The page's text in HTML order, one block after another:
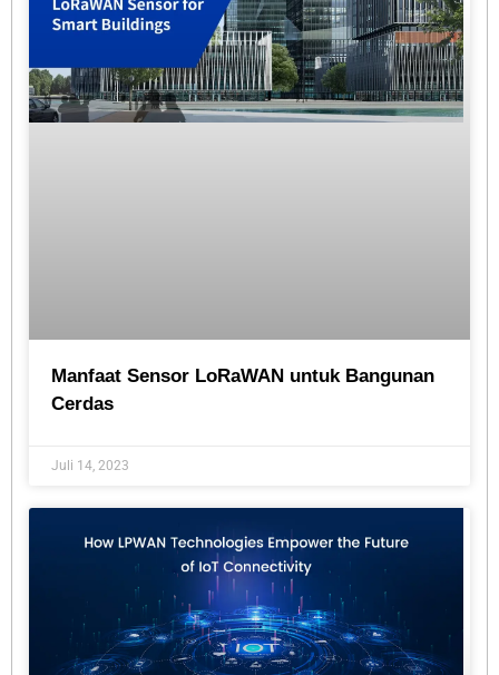
Manfaat Sensor LoRaWAN untuk Bangunan
Cerdas
Juli 14, 2023